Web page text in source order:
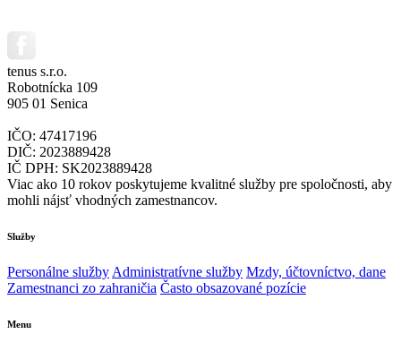
tenus s.r.o.
Robotnícka 109
905 01 Senica
IČO: 47417196
DIČ: 2023889428
IČ DPH: SK2023889428
Viac ako 10 rokov poskytujeme kvalitné služby pre spoločnosti, aby
mohli nájsť vhodných zamestnancov.
Služby
Personálne služby Administratívne služby Mzdy, účtovníctvo, dane
Zamestnanci zo zahraničia Často obsazované pozície
Menu